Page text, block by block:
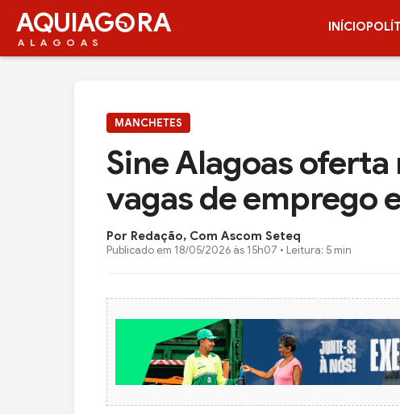
AQUIAG RA
ALAGOAS
INÍCIO
MANCHETES
Sine Alagoas oferta
vagas de emprego
Por Redação, Com Ascom Seteq
Publicado em 18/05/2026 às 15h07 • Leitura: 5 min